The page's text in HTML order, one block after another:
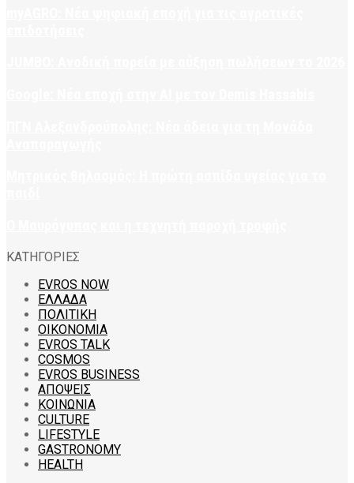
ΚΑΤΗΓΟΡΙΕΣ
EVROS NOW
ΕΛΛΑΔΑ
ΠΟΛΙΤΙΚΗ
ΟΙΚΟΝΟΜΙΑ
EVROS TALK
COSMOS
EVROS BUSINESS
ΑΠΟΨΕΙΣ
ΚΟΙΝΩΝΙΑ
CULTURE
LIFESTYLE
GASTRONOMY
HEALTH